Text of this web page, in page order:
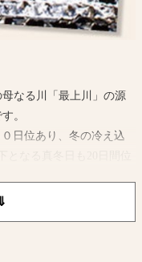
なる川「最上川」の源
。
日位あり、冬の冷え込
ほどの降雪量があり特別